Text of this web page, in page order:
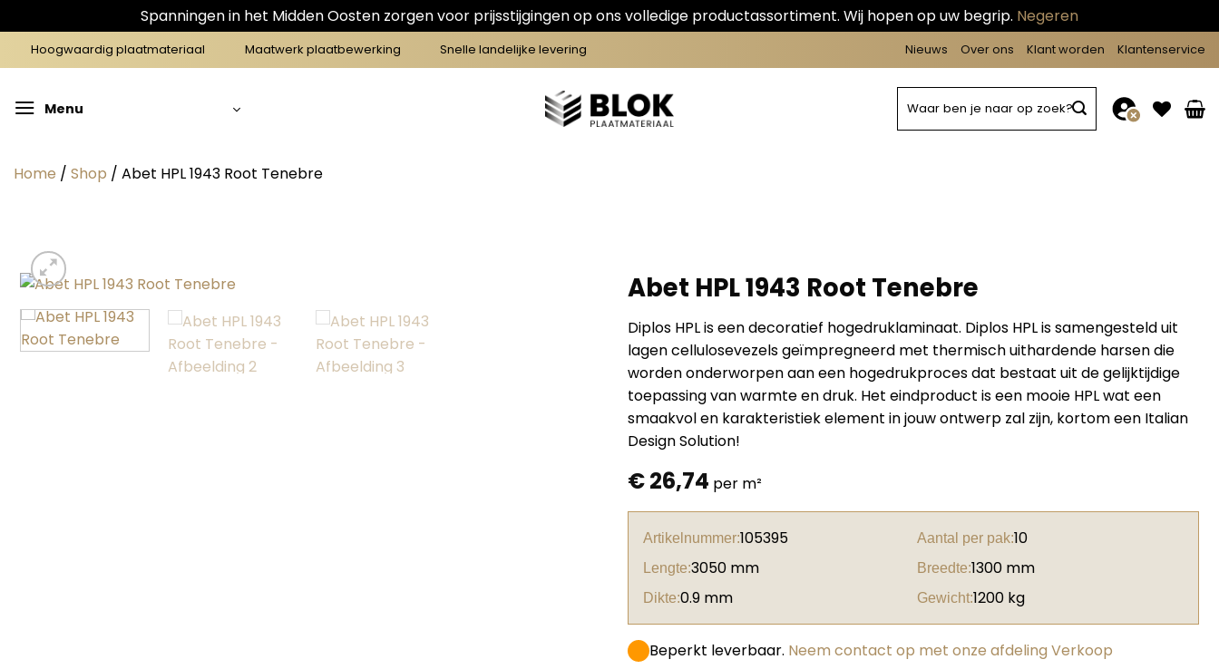
Spanningen in het Midden Oosten zorgen voor prijsstijgingen op ons volledige productassortiment. Wij hopen op uw begrip. Negeren
naar
Hoogwaardig plaatmateriaal Maatwerk plaatbewerking Snelle landelijke levering Nieuws Over ons Klant worden Klantenservice
Menu
naar:
Home / Shop / Abet HPL 1943 Root Tenebre
Abet HPL 1943 Root Tenebre
Diplos HPL is een decoratief hogedruklaminaat. Diplos HPL is samengesteld uit
lagen cellulosevezels geïmpregneerd met thermisch uithardende harsen die
worden onderworpen aan een hogedrukproces dat bestaat uit de gelijktijdige
toepassing van warmte en druk. Het eindproduct is een mooie HPL wat een
smaakvol en karakteristiek element in jouw ontwerp zal zijn, kortom een Italian
Design Solution!
€26,74 per m²
Artikelnummer:105395 Aantal per pak:10
Lengte:3050 mm Breedte:1300 mm
Dikte:0.9 mm Gewicht:1200 kg
Beperkt leverbaar. Neem contact op met onze afdeling Verkoop